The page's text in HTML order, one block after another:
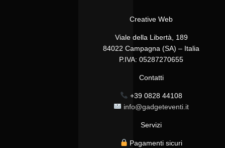
Creative Web
Viale della Libertà, 189
84022 Campagna (SA) – Italia
P.IVA: 05287270655
Contatti
+39 0828 44108
info@gadgeteventi.it
Servizi
Pagamenti sicuri